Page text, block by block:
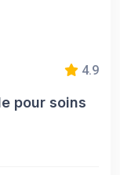
4.9
pour soins